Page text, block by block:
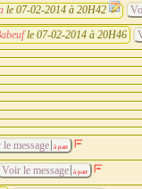
le 07-02-2014 à 20H42
le 07-02-2014 à 20H46
le message à part
Voir le message à part